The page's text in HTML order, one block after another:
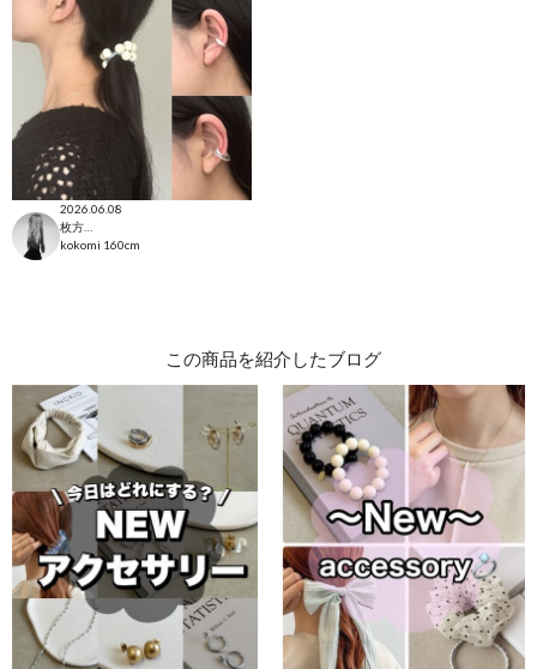
2026.06.08
kokomi 160cm
この商品を紹介したブログ